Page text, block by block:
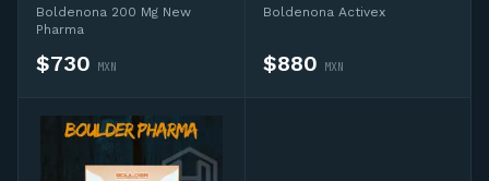
Boldenona 200 Mg New
Pharma
$730 MXN
Boldenona Activex
$880 MXN
Deportivos MX. Pregúntame sobre
complementos deportivos, sustancias, ciclos
necesitas algo personalizado te conecto